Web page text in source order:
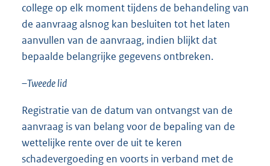
college op elk moment tijdens de behandeling van
de aanvraag alsnog kan besluiten tot het laten
aanvullen van de aanvraag, indien blijkt dat
bepaalde belangrijke gegevens ontbreken.
–Tweede lid
Registratie van de datum van ontvangst van de
aanvraag is van belang voor de bepaling van de
wettelijke rente over de uit te keren
schadevergoeding en voorts in verband met de